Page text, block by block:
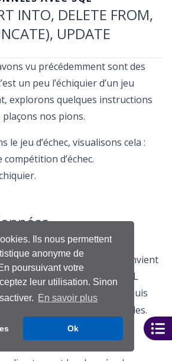
Ils nous permettent
anonyme de
poursuivant votre
leur utilisation. Sinon
En savoir plus
Ok
INTO, DELETE FROM,
UPDATE
vu précédemment sont des
un peu l’échiquier d’un jeu
explorons quelques instructions
nos pions.
le jeu d’échec, visualisons cela :
d’échec.
avons notre table et notre
est vide (en données). Il convient
à l’aide de l’instruction DML
sélectionner les variables puis
afin d’insérer les tuples.
: